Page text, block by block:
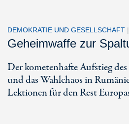
DEMOKRATIE UND GESELLSCHAFT |
Geheimwaffe zur
Der kometenhafte Aufstieg
und das Wahlchaos in
Lektionen für den Rest